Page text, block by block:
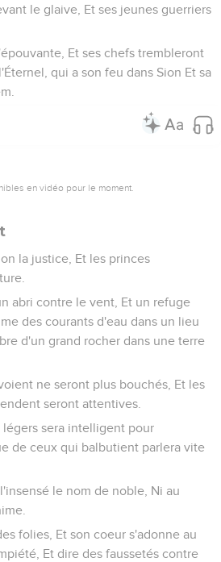
des cris au dehors ; Les
amèrement.
; On ne passe plus dans les
il méprise les villes, Il n'a de
est comme un désert ; Le
Dit l'Éternel, Maintenant je serai
élevé.
Vous enfanterez de la paille ;
qui vous consumera.
fournaises de chaux, Des épines
le feu.
ce que j'ai fait ! Et vous qui
est ma puissance !
dans Sion, Un tremblement
pourra rester auprès d'un feu
rester auprès de flammes
la justice, Et qui parle selon la
acquis par extorsion, Qui
pas accepter un présent, Qui
entendre des propos